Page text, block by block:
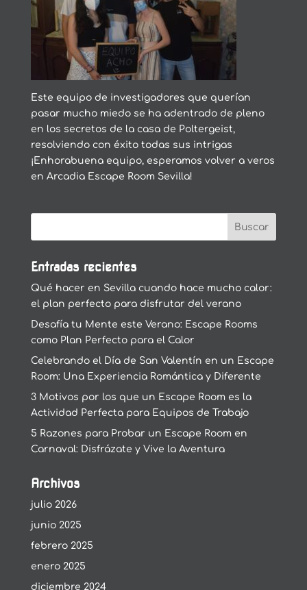
Este equipo de investigadores que querían
pasar mucho miedo se ha adentrado de pleno
en los secretos de la casa de Poltergeist,
resolviendo con éxito todas sus intrigas
¡Enhorabuena equipo, esperamos volver a veros
en Arcadia Escape Room Sevilla!
Entradas recientes
Qué hacer en Sevilla cuando hace mucho calor:
el plan perfecto para disfrutar del verano
Desafía tu Mente este Verano: Escape Rooms
como Plan Perfecto para el Calor
Celebrando el Día de San Valentín en un Escape
Room: Una Experiencia Romántica y Diferente
3 Motivos por los que un Escape Room es la
Actividad Perfecta para Equipos de Trabajo
5 Razones para Probar un Escape Room en
Carnaval: Disfrázate y Vive la Aventura
Archivos
julio 2026
junio 2025
febrero 2025
enero 2025
diciembre 2024